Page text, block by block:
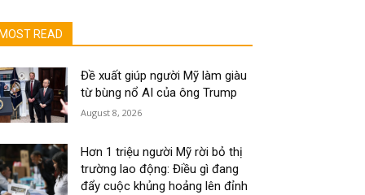
MOST READ
Đề xuất giúp người Mỹ làm giàu
từ bùng nổ AI của ông Trump
August 8, 2026
Hơn 1 triệu người Mỹ rời bỏ thị
trường lao động: Điều gì đang
đẩy cuộc khủng hoảng lên đỉnh